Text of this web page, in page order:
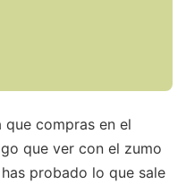
compras en el
que ver con el zumo
probado lo que sale